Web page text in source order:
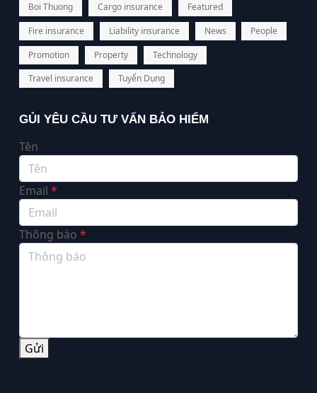
Boi Thuong
Cargo insurance
Featured
Fire insurance
Liability insurance News
People
Promotion
Property
Technology
Travel insurance
Tuyển Dụng
GỦI YÊU CẦU TƯ VẤN BẢO HIỂM
Tên
Email *
Thông báo *
Gửi